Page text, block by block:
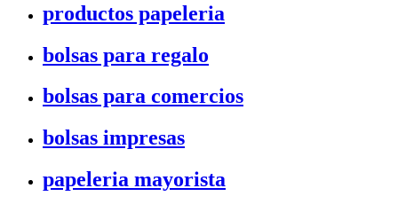
productos papeleria
bolsas para regalo
bolsas para comercios
bolsas impresas
papeleria mayorista